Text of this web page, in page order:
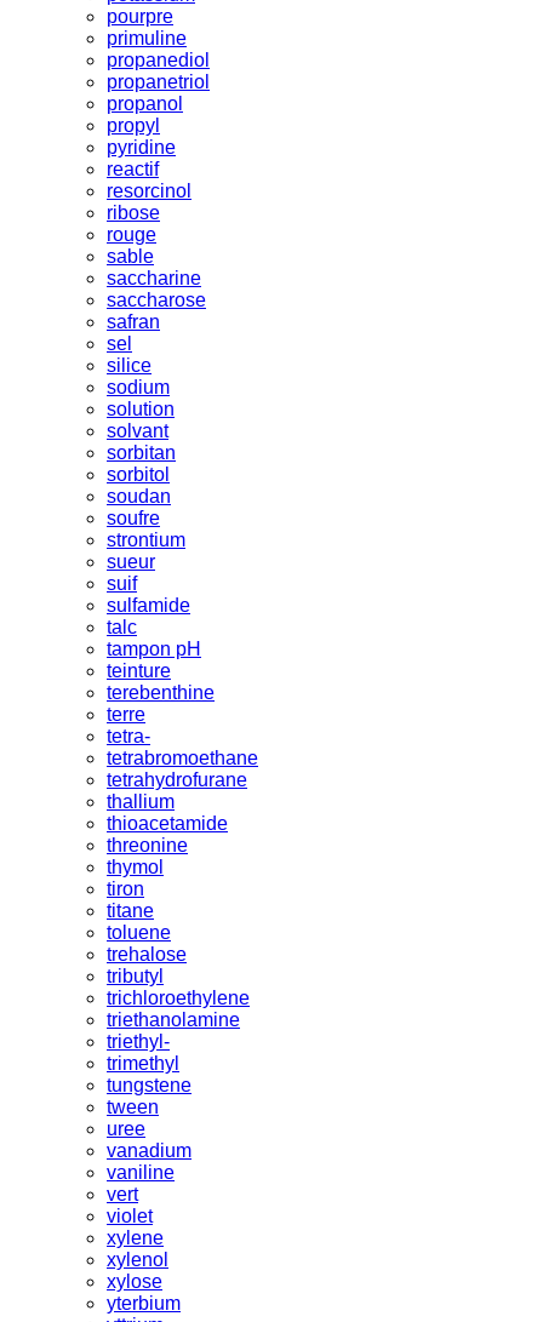
pourpre
primuline
propanediol
propanetriol
propanol
propyl
pyridine
reactif
resorcinol
ribose
rouge
sable
saccharine
saccharose
safran
sel
silice
sodium
solution
solvant
sorbitan
sorbitol
soudan
soufre
strontium
sueur
suif
sulfamide
talc
tampon pH
teinture
terebenthine
terre
tetra-
tetrabromoethane
tetrahydrofurane
thallium
thioacetamide
threonine
thymol
tiron
titane
toluene
trehalose
tributyl
trichloroethylene
triethanolamine
triethyl-
trimethyl
tungstene
tween
uree
vanadium
vaniline
vert
violet
xylene
xylenol
xylose
yterbium